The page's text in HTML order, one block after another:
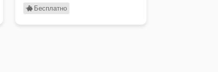
Помните, …
Бесплатно